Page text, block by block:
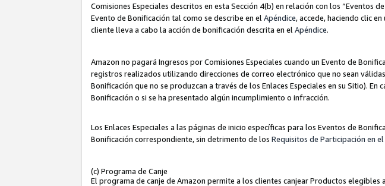
Comisiones Especiales descritos en esta Sección 4(b) en relación con los “Eventos
Evento de Bonificación tal como se describe en el Apéndice, accede, haciendo clic
cliente lleva a cabo la acción de bonificación descrita en el Apéndice.
Amazon no pagará Ingresos por Comisiones Especiales cuando un Evento de
registros realizados utilizando direcciones de correo electrónico que no sean
Bonificación que no se produzcan a través de los Enlaces Especiales en su Sitio).
Bonificación o si se ha presentado algún incumplimiento o infracción.
Los Enlaces Especiales a las páginas de inicio específicas para los Eventos de
Bonificación correspondiente, sin detrimento de los Requisitos de Participación en
(c) Programa de Canje
El programa de canje de Amazon permite a los clientes canjear Productos